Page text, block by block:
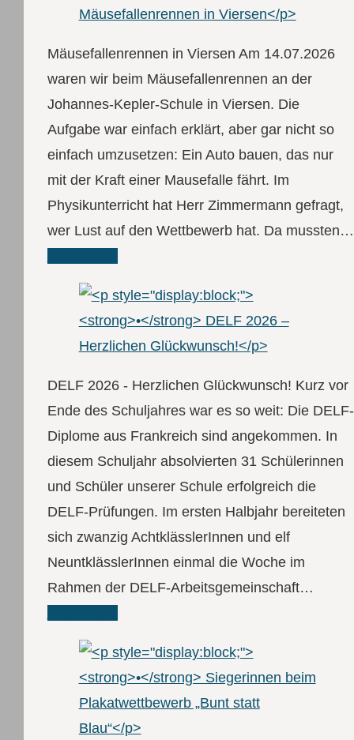
Mäusefallenrennen in Viersen Am 14.07.2026
waren wir beim Mäusefallenrennen an der
Johannes-Kepler-Schule in Viersen. Die
Aufgabe war einfach erklärt, aber gar nicht so
einfach umzusetzen: Ein Auto bauen, das nur
mit der Kraft einer Mausefalle fährt. Im
Physikunterricht hat Herr Zimmermann gefragt,
wer Lust auf den Wettbewerb hat. Da mussten…
DELF 2026 - Herzlichen Glückwunsch! Kurz vor
Ende des Schuljahres war es so weit: Die DELF-
Diplome aus Frankreich sind angekommen. In
diesem Schuljahr absolvierten 31 Schülerinnen
und Schüler unserer Schule erfolgreich die
DELF-Prüfungen. Im ersten Halbjahr bereiteten
sich zwanzig AchtklässlerInnen und elf
NeuntklässlerInnen einmal die Woche im
Rahmen der DELF-Arbeitsgemeinschaft…